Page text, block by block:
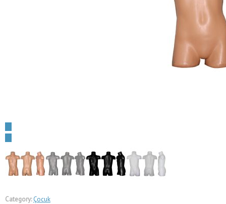
Category: Çocuk